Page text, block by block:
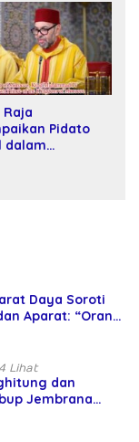
Pidato
dalam
Daya Soroti
Aparat: “Orang
Lihat
dan
Jembrana